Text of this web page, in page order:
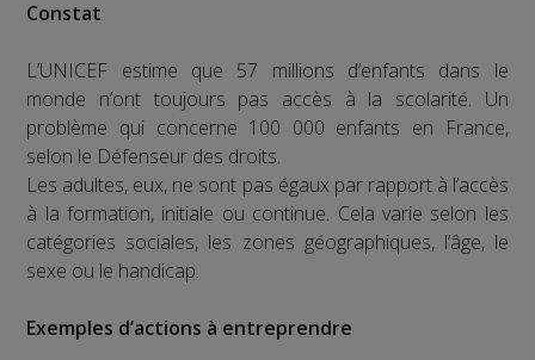
Constat
L’UNICEF estime que 57 millions d’enfants dans le
monde n’ont toujours pas accès à la scolarité. Un
problème qui concerne 100 000 enfants en France,
selon le Défenseur des droits.
Les adultes, eux, ne sont pas égaux par rapport à l’accès
à la formation, initiale ou continue. Cela varie selon les
catégories sociales, les zones géographiques, l’âge, le
sexe ou le handicap.
Exemples d’actions à entreprendre